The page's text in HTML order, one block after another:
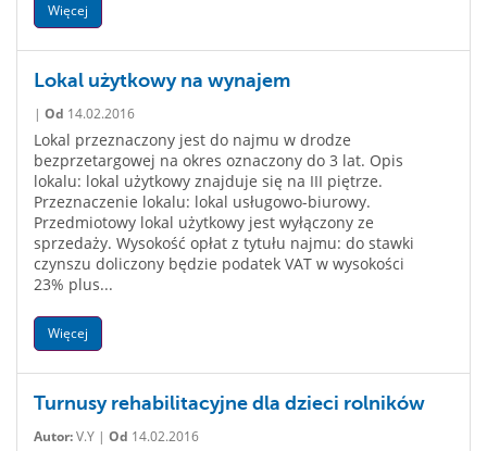
Więcej
Lokal użytkowy na wynajem
| Od 14.02.2016
Lokal przeznaczony jest do najmu w drodze
bezprzetargowej na okres oznaczony do 3 lat. Opis
lokalu: lokal użytkowy znajduje się na III piętrze.
Przeznaczenie lokalu: lokal usługowo-biurowy.
Przedmiotowy lokal użytkowy jest wyłączony ze
sprzedaży. Wysokość opłat z tytułu najmu: do stawki
czynszu doliczony będzie podatek VAT w wysokości
23% plus...
Więcej
Turnusy rehabilitacyjne dla dzieci rolników
Autor:V.Y | Od 14.02.2016